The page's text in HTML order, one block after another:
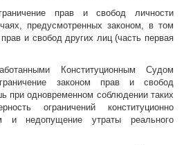
прав и свобод личности
предусмотренных законом, в том
и свобод других лиц (часть первая
Конституционным Судом
законом прав и свобод
при одновременном соблюдении таких
ограничений конституционно
и недопущение утраты реального